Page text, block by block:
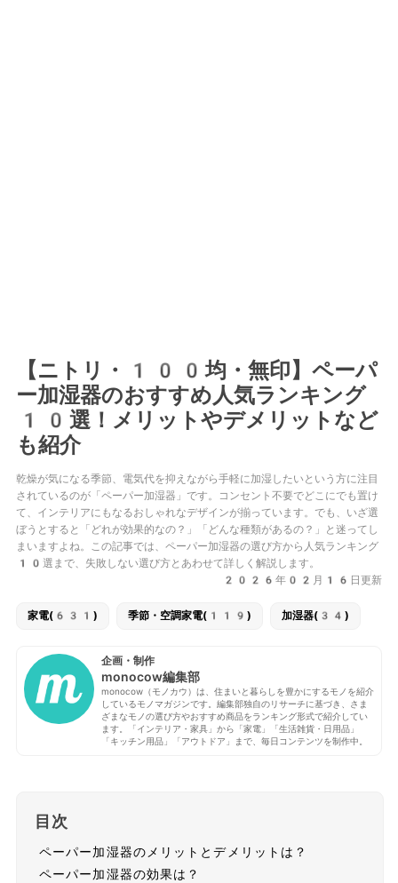
【ニトリ・100均・無印】ペーパ
ー加湿器のおすすめ人気ランキング
10選！メリットやデメリットなど
も紹介
乾燥が気になる季節、電気代を抑えながら手軽に加湿したいという方に注目
されているのが「ペーパー加湿器」です。コンセント不要でどこにでも置け
て、インテリアにもなるおしゃれなデザインが揃っています。でも、いざ選
ぼうとすると「どれが効果的なの？」「どんな種類があるの？」と迷ってし
まいますよね。この記事では、ペーパー加湿器の選び方から人気ランキング
10選まで、失敗しない選び方とあわせて詳しく解説します。
2026年02月16日更新
家電(631) 季節・空調家電(119) 加湿器(34)
企画・制作
monocow編集部
monocow（モノカウ）は、住まいと暮らしを豊かにするモノを紹介
しているモノマガジンです。編集部独自のリサーチに基づき、さま
ざまなモノの選び方やおすすめ商品をランキング形式で紹介してい
ます。「インテリア・家具」から「家電」「生活雑貨・日用品」
「キッチン用品」「アウトドア」まで、毎日コンテンツを制作中。
目次
ペーパー加湿器のメリットとデメリットは？
ペーパー加湿器の効果は？